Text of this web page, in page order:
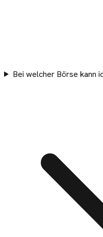
Bei welcher Börse kann